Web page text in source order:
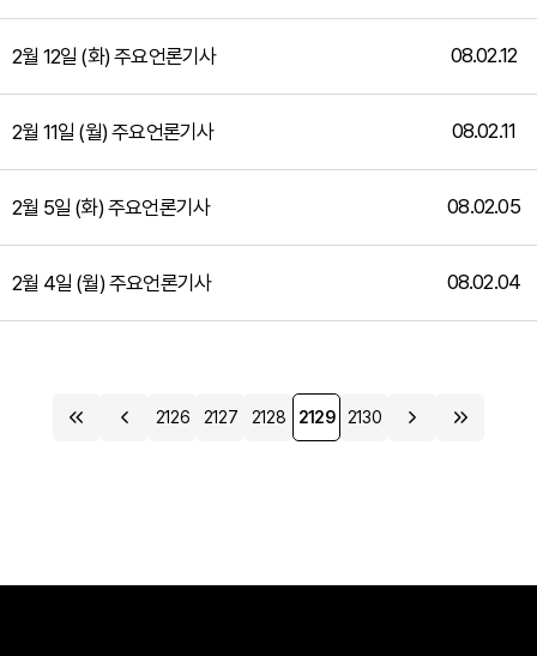
2월 12일 (화) 주요언론기사 08.02.12
2월 11일 (월) 주요언론기사 08.02.11
2월 5일 (화) 주요언론기사 08.02.05
2월 4일 (월) 주요언론기사 08.02.04
2126 2127 2128 2129 2130